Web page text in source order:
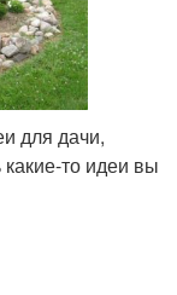
для дачи,
то идеи вы